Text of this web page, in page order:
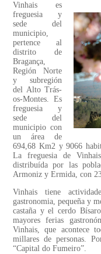
Vinhais es
freguesia y
sede del
municipio,
pertence al
distrito de
Bragança,
Región Norte
y subregión
del Alto Trás-
os-Montes. Es
freguesia y
sede del
municipio con
un área de
694,68 Km2 y 9066
La freguesia de
distribuída por las
Armoniz y Ermida, con
Vinhais tiene
gastronomia, pequeña y
castaña y el cerdo
mayores ferias
Vinhais, que acontece
millares de personas.
“Capital do Fumeiro”.